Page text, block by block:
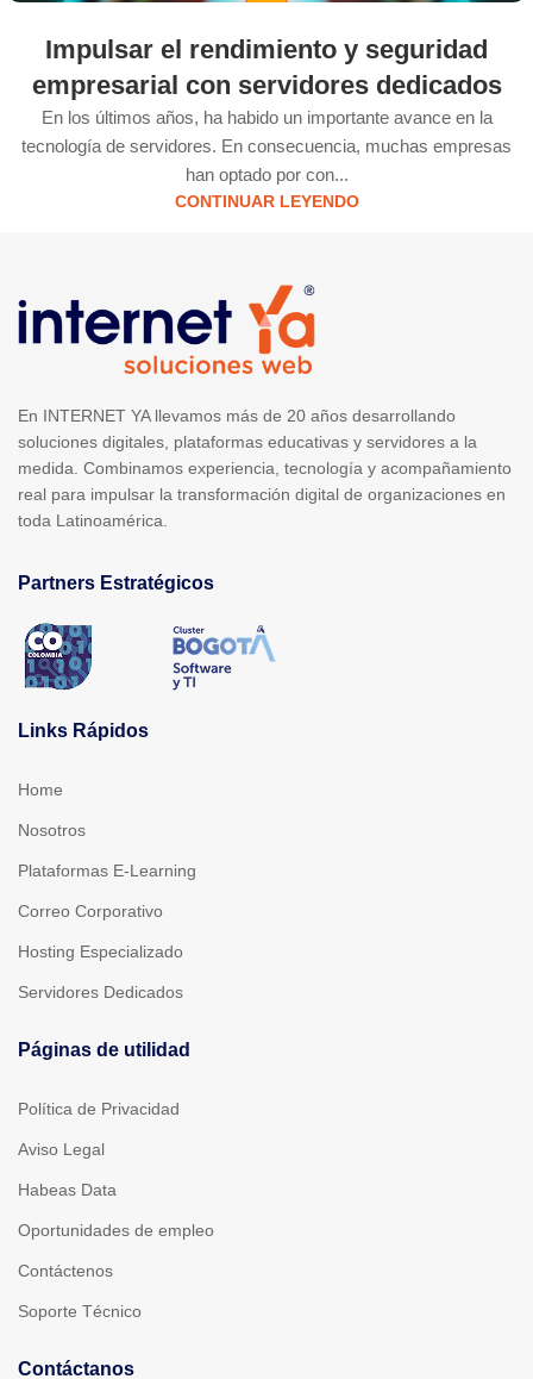
Impulsar el rendimiento y seguridad
empresarial con servidores dedicados
En los últimos años, ha habido un importante avance en la
tecnología de servidores. En consecuencia, muchas empresas
han optado por con...
CONTINUAR LEYENDO
En INTERNET YA llevamos más de 20 años desarrollando
soluciones digitales, plataformas educativas y servidores a la
medida. Combinamos experiencia, tecnología y acompañamiento
real para impulsar la transformación digital de organizaciones en
toda Latinoamérica.
Partners Estratégicos
Links Rápidos
Home
Nosotros
Plataformas E-Learning
Correo Corporativo
Hosting Especializado
Servidores Dedicados
Páginas de utilidad
Política de Privacidad
Aviso Legal
Habeas Data
Oportunidades de empleo
Contáctenos
Soporte Técnico
Contáctanos